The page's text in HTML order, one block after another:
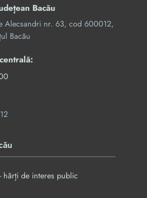
Bacău
Alecsandri nr. 63, cod 600012,
Bacău
hărți de interes public